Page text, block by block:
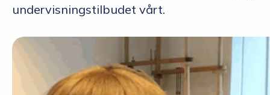
undervisningstilbudet vårt.